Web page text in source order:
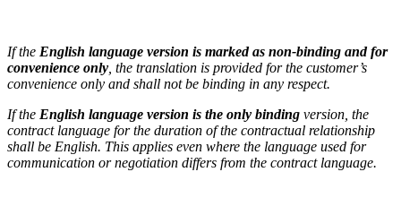
If the English language version is marked as non-binding and for
convenience only , the translation is provided for the customer’s
convenience only and shall not be binding in any respect.
If the English language version is the only binding version, the
contract language for the duration of the contractual relationship
shall be English. This applies even where the language used for
communication or negotiation differs from the contract language.